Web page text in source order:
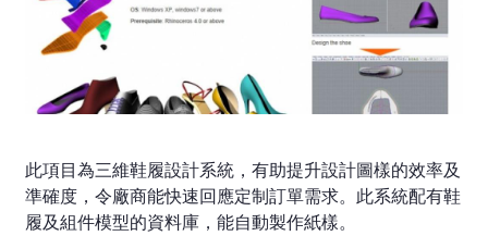
此項目為三維鞋履設計系統，有助提升設計圖樣的效率及
準確度，令廠商能快速回應定制訂單需求。此系統配有鞋
履及組件模型的資料庫，能自動製作紙樣。